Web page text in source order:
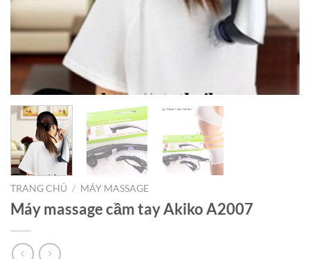
TRANG CHỦ / MÁY MASSAGE
Máy massage cầm tay Akiko A2007